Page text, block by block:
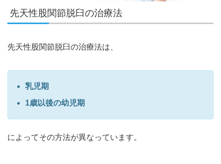
先天性股関節脱臼の治療法
先天性股関節脱臼の治療法は、
乳児期
1歳以後の幼児期
によってその方法が異なっています。